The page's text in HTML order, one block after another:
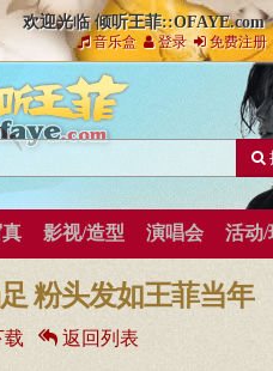
欢迎光临 倾听王菲::OFAYE.com
音乐盒 登录 免费注册
影视/造型 演唱会 活动/
粉头发如王菲当年
载 返回列表